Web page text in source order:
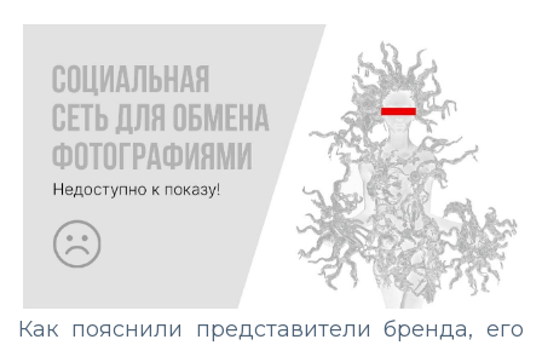
Как пояснили представители бренда, его